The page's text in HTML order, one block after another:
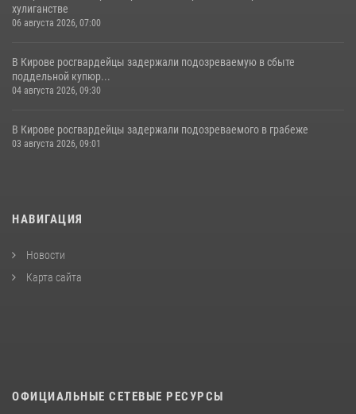
хулиганстве
06 августа 2026, 07:00
В Кирове росгвардейцы задержали подозреваемую в сбыте
поддельной купюр...
04 августа 2026, 09:30
В Кирове росгвардейцы задержали подозреваемого в грабеже
03 августа 2026, 09:01
НАВИГАЦИЯ
Новости
Карта сайта
ОФИЦИАЛЬНЫЕ СЕТЕВЫЕ РЕСУРСЫ